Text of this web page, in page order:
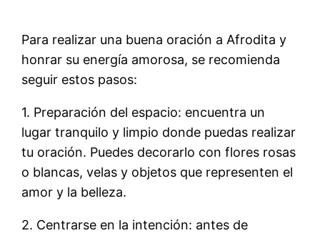
Para realizar una buena oración a Afrodita y
honrar su energía amorosa, se recomienda
seguir estos pasos:
1. Preparación del espacio: encuentra un
lugar tranquilo y limpio donde puedas realizar
tu oración. Puedes decorarlo con flores rosas
o blancas, velas y objetos que representen el
amor y la belleza.
2. Centrarse en la intención: antes de